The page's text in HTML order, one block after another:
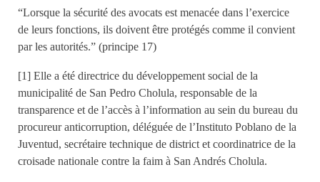
“Lorsque la sécurité des avocats est menacée dans l’exercice
de leurs fonctions, ils doivent être protégés comme il convient
par les autorités.” (principe 17)
[1] Elle a été directrice du développement social de la
municipalité de San Pedro Cholula, responsable de la
transparence et de l’accès à l’information au sein du bureau du
procureur anticorruption, déléguée de l’Instituto Poblano de la
Juventud, secrétaire technique de district et coordinatrice de la
croisade nationale contre la faim à San Andrés Cholula.